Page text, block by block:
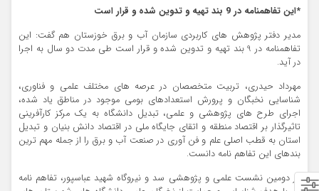
*این تفاهمنامه در 9 بند تهیه و تدوین شده و قرار است
مدیر دفتر پژوهش های کاربردی سازمان آب و برق خوزستان هم گفت: این
تفاهمنامه در 9 بند تهیه و تدوین شده و قرار است طی مدت دو سال به اجرا
در آید.
مهرداد حیدری، تربیت متخصصان در عرصه های مختلف علمی و فناوری،
شناسایی نخبگان و پرورش استعدادهای بومی موجود در مناطق یاد شده،
اجرای طرح های پژوهشی و علمی، تبدیل دانشگاه به یک مرکز کارآفرینی
تاثیرگذار بر اقتصاد منطقه و اتقای جایگاه ملی در اقتصاد دانش بنیان و تبدیل
استان به قطب اصلی علم و فن آوری در صنعت آب و برق را از جمله مهم ترین
بندهای این تفاهم نامه دانست.
در دومین نشست علمی و پژوهشی سد و نیروگاه شهید عباسپور، تفاهم نامه